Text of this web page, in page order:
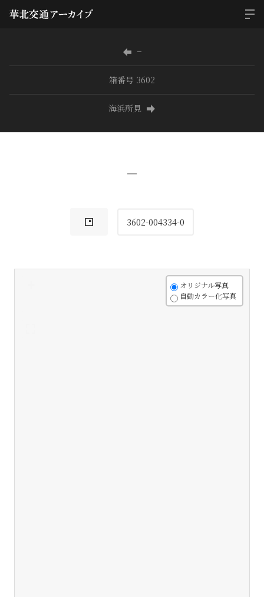
−
箱番号 3602
海浜所見
−
3602-004334-0
オリジナル写真
自動カラー化写真